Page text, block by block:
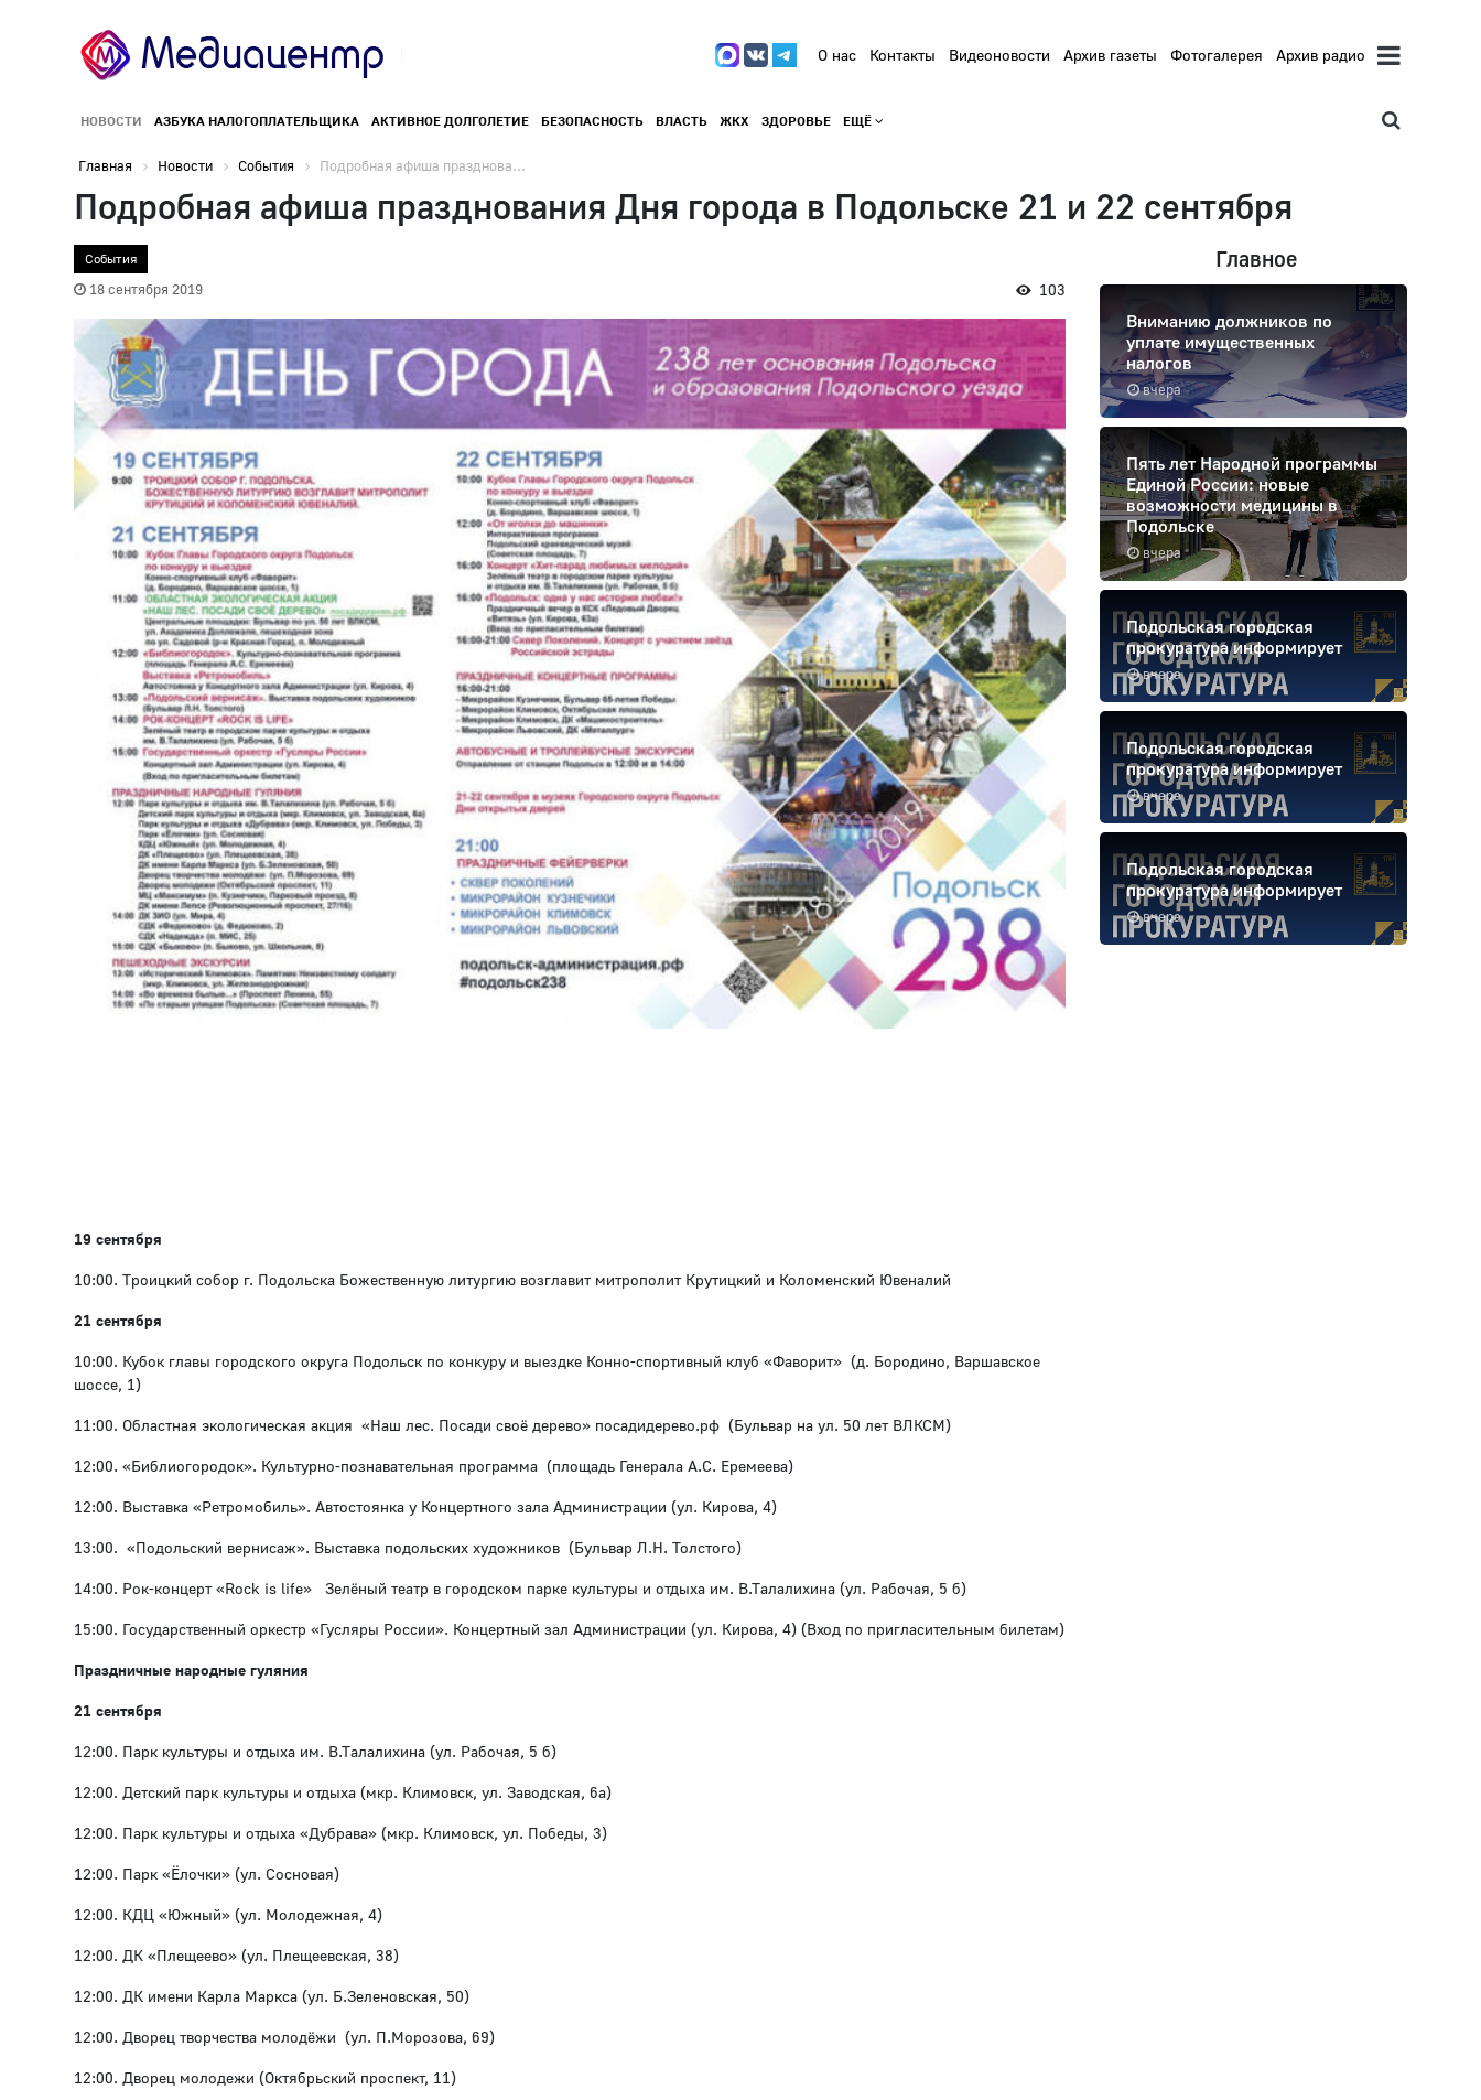
О нас Контакты Видеоновости Архив газеты Фотогалерея Архив радио
НОВОСТИ АЗБУКА НАЛОГОПЛАТЕЛЬЩИКА АКТИВНОЕ ДОЛГОЛЕТИЕ БЕЗОПАСНОСТЬ ВЛАСТЬ ЖКХ ЗДОРОВЬЕ ЕЩЁ
Главная Новости События Подробная афиша празднова...
Подробная афиша празднования Дня города в Подольске 21 и 22 сентября
События
18 сентября 2019 103
19 сентября
10:00. Троицкий собор г. Подольска Божественную литургию возглавит митрополит Крутицкий и Коломенский Ювеналий
21 сентября
10:00. Кубок главы городского округа Подольск по конкуру и выездке Конно-спортивный клуб «Фаворит» (д. Бородино, Варшавское
шоссе, 1)
11:00. Областная экологическая акция «Наш лес. Посади своё дерево» посадидерево.рф (Бульвар на ул. 50 лет ВЛКСМ)
12:00. «Библиогородок». Культурно-познавательная программа (площадь Генерала А.С. Еремеева)
12:00. Выставка «Ретромобиль». Автостоянка у Концертного зала Администрации (ул. Кирова, 4)
13:00. «Подольский вернисаж». Выставка подольских художников (Бульвар Л.Н. Толстого)
14:00. Рок-концерт «Rock is life» Зелёный театр в городском парке культуры и отдыха им. В.Талалихина (ул. Рабочая, 5 б)
15:00. Государственный оркестр «Гусляры России». Концертный зал Администрации (ул. Кирова, 4) (Вход по пригласительным билетам)
Праздничные народные гуляния
21 сентября
12:00. Парк культуры и отдыха им. В.Талалихина (ул. Рабочая, 5 б)
12:00. Детский парк культуры и отдыха (мкр. Климовск, ул. Заводская, 6а)
12:00. Парк культуры и отдыха «Дубрава» (мкр. Климовск, ул. Победы, 3)
12:00. Парк «Ёлочки» (ул. Сосновая)
12:00. КДЦ «Южный» (ул. Молодежная, 4)
12:00. ДК «Плещеево» (ул. Плещеевская, 38)
12:00. ДК имени Карла Маркса (ул. Б.Зеленовская, 50)
12:00. Дворец творчества молодёжи (ул. П.Морозова, 69)
12:00. Дворец молодежи (Октябрьский проспект, 11)
Главное
вчера
Вниманию должников по
уплате имущественных
налогов
вчера
Пять лет Народной программы
Единой России: новые
возможности медицины в
Подольске
вчера
Подольская городская
прокуратура информирует
вчера
Подольская городская
прокуратура информирует
вчера
Подольская городская
прокуратура информирует